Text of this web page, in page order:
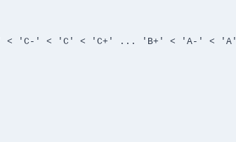
< 'C-' < 'C' < 'C+' ... 'B+' < 'A-' < 'A'